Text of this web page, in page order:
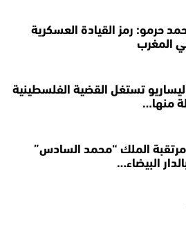
حرمو: رمز القيادة العسكرية
المغرب
تستغل القضية الفلسطينية
منها…
مرتقبة الملك “محمد السادس”
البيضاء…